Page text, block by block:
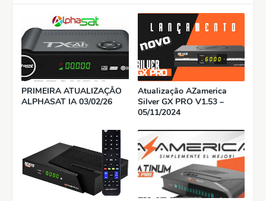
PRIMEIRA ATUALIZAÇÃO
ALPHASAT IA 03/02/26
Atualização AZamerica
Silver GX PRO V1.53 –
05/11/2024